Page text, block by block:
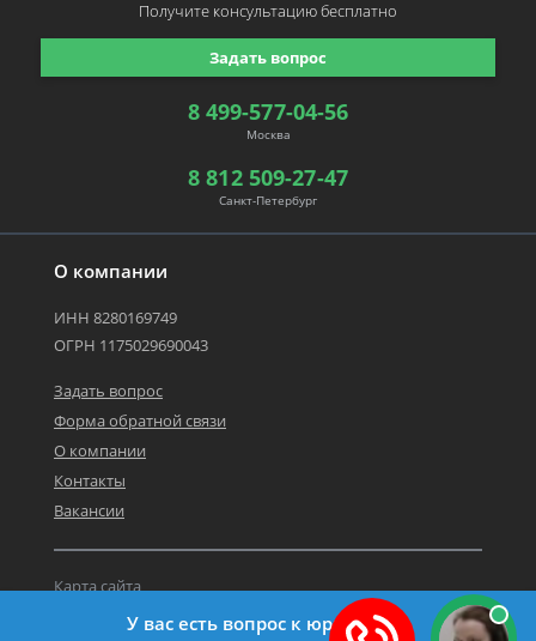
О компании
ИНН 8280169749
ОГРН 1175029690043
Задать вопрос
Форма обратной связи
О компании
Контакты
Вакансии
Карта сайта
Политика персональных данных
8 499-577-04-56
Москва
8 812 509-27-47
Санкт-Петербург
Задать вопрос
Получите консультациюбесплатно
У вас есть вопрос к юристу?